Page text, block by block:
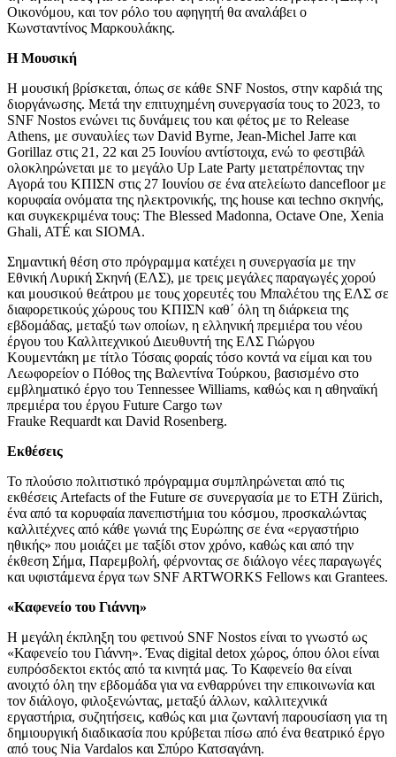
Οικονόμου, και τον ρόλο του αφηγητή θα αναλάβει ο
Κωνσταντίνος Μαρκουλάκης.
Η Μουσική
Η μουσική βρίσκεται, όπως σε κάθε SNF Nostos, στην καρδιά της
διοργάνωσης. Μετά την επιτυχημένη συνεργασία τους το 2023, τo
SNF Nostos ενώνει τις δυνάμεις του και φέτος με το Release
Athens, με συναυλίες των David Byrne, Jean-Michel Jarre και
Gorillaz στις 21, 22 και 25 Ιουνίου αντίστοιχα, ενώ το φεστιβάλ
ολοκληρώνεται με το μεγάλο Up Late Party μετατρέποντας την
Αγορά του ΚΠΙΣΝ στις 27 Ιουνίου σε ένα ατελείωτο dancefloor με
κορυφαία ονόματα της ηλεκτρονικής, της house και techno σκηνής,
και συγκεκριμένα τους: Τhe Blessed Madonna, Οctave One, Xenia
Ghali, ATÉ και SIOMA.
Σημαντική θέση στο πρόγραμμα κατέχει η συνεργασία με την
Εθνική Λυρική Σκηνή (ΕΛΣ), με τρεις μεγάλες παραγωγές χορού
και μουσικού θεάτρου με τους χορευτές του Μπαλέτου της ΕΛΣ σε
διαφορετικούς χώρους του ΚΠΙΣΝ καθ΄ όλη τη διάρκεια της
εβδομάδας, μεταξύ των οποίων, η ελληνική πρεμιέρα του νέου
έργου του Καλλιτεχνικού Διευθυντή της ΕΛΣ Γιώργου
Κουμεντάκη με τίτλο Τόσαις φοραίς τόσο κοντά να είμαι και του
Λεωφορείον ο Πόθος της Βαλεντίνα Τούρκου, βασισμένο στο
εμβληματικό έργο του Tennessee Williams, καθώς και η αθηναϊκή
πρεμιέρα του έργου Future Cargo των
Frauke Requardt και David Rosenberg.
Εκθέσεις
Το πλούσιο πολιτιστικό πρόγραμμα συμπληρώνεται από τις
εκθέσεις Artefacts of the Future σε συνεργασία με το ETH Zürich,
ένα από τα κορυφαία πανεπιστήμια του κόσμου, προσκαλώντας
καλλιτέχνες από κάθε γωνιά της Ευρώπης σε ένα «εργαστήριο
ηθικής» που μοιάζει με ταξίδι στον χρόνο, καθώς και από την
έκθεση Σήμα, Παρεμβολή, φέρνοντας σε διάλογο νέες παραγωγές
και υφιστάμενα έργα των SNF ARTWORKS Fellows και Grantees.
«Καφενείο του Γιάννη»
Η μεγάλη έκπληξη του φετινού SNF Nostos είναι το γνωστό ως
«Καφενείο του Γιάννη». Ένας digital detox χώρος, όπου όλοι είναι
ευπρόσδεκτοι εκτός από τα κινητά μας. Το Καφενείο θα είναι
ανοιχτό όλη την εβδομάδα για να ενθαρρύνει την επικοινωνία και
τον διάλογο, φιλοξενώντας, μεταξύ άλλων, καλλιτεχνικά
εργαστήρια, συζητήσεις, καθώς και μια ζωντανή παρουσίαση για τη
δημιουργική διαδικασία που κρύβεται πίσω από ένα θεατρικό έργο
από τους Nia Vardalos και Σπύρο Κατσαγάνη.